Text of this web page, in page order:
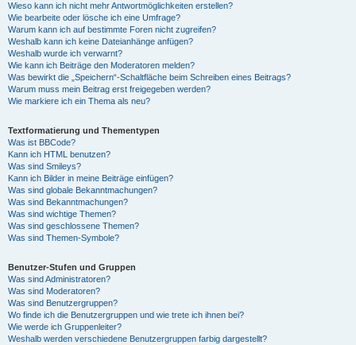
Wieso kann ich nicht mehr Antwortmöglichkeiten erstellen?
Wie bearbeite oder lösche ich eine Umfrage?
Warum kann ich auf bestimmte Foren nicht zugreifen?
Weshalb kann ich keine Dateianhänge anfügen?
Weshalb wurde ich verwarnt?
Wie kann ich Beiträge den Moderatoren melden?
Was bewirkt die „Speichern“-Schaltfläche beim Schreiben eines Beitrags?
Warum muss mein Beitrag erst freigegeben werden?
Wie markiere ich ein Thema als neu?
Textformatierung und Thementypen
Was ist BBCode?
Kann ich HTML benutzen?
Was sind Smileys?
Kann ich Bilder in meine Beiträge einfügen?
Was sind globale Bekanntmachungen?
Was sind Bekanntmachungen?
Was sind wichtige Themen?
Was sind geschlossene Themen?
Was sind Themen-Symbole?
Benutzer-Stufen und Gruppen
Was sind Administratoren?
Was sind Moderatoren?
Was sind Benutzergruppen?
Wo finde ich die Benutzergruppen und wie trete ich ihnen bei?
Wie werde ich Gruppenleiter?
Weshalb werden verschiedene Benutzergruppen farbig dargestellt?